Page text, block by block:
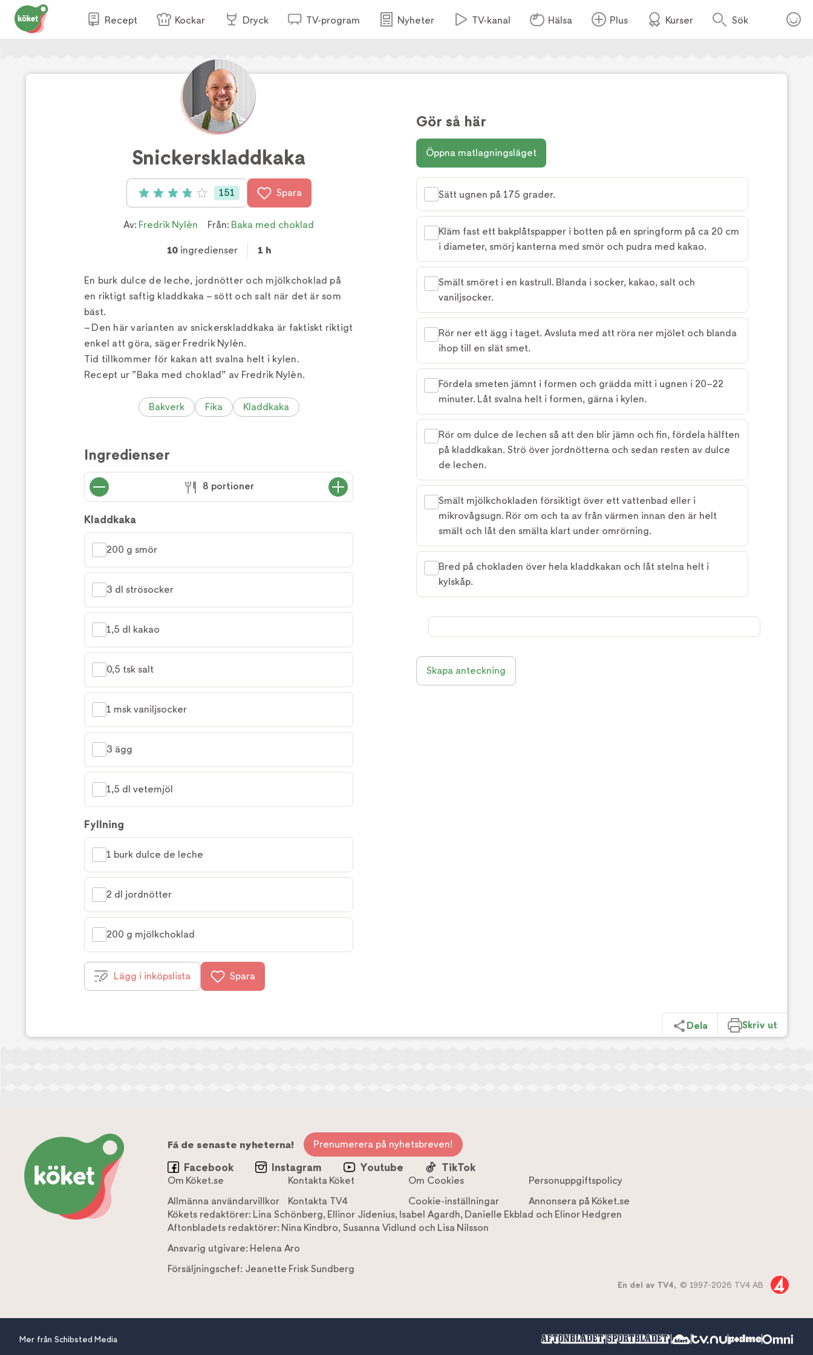
Recept Kockar Dryck TV-program Nyheter TV-kanal Hälsa Plus Kurser Sök
Foto:Fredrik Nylén
Snickerskladdkaka
Betyg: 3.9 av 5 (151 röster)
151 Spara
Av: Fredrik Nylén Från: Baka med choklad
10ingredienser 1 h
En burk dulce de leche, jordnötter och mjölkchoklad på
en riktigt saftig kladdkaka – sött och salt när det är som
bäst.
– Den här varianten av snickerskladdkaka är faktiskt riktigt
enkel att göra, säger Fredrik Nylén.
Tid tillkommer för kakan att svalna helt i kylen.
Recept ur ”Baka med choklad” av Fredrik Nylén.
Bakverk Fika Kladdkaka
Ingredienser
8 portioner
Kladdkaka
200 g smör
3 dl strösocker
1,5 dl kakao
0,5 tsk salt
1 msk vaniljsocker
3 ägg
1,5 dl vetemjöl
Fyllning
1 burk dulce de leche
2 dl jordnötter
200 g mjölkchoklad
Lägg i inköpslista Spara
Gör så här
Öppna matlagningsläget
Sätt ugnen på 175 grader.
Kläm fast ett bakplåtspapper i botten på en springform på ca 20 cm
i diameter, smörj kanterna med smör och pudra med kakao.
Smält smöret i en kastrull. Blanda i socker, kakao, salt och
vaniljsocker.
Rör ner ett ägg i taget. Avsluta med att röra ner mjölet och blanda
ihop till en slät smet.
Fördela smeten jämnt i formen och grädda mitt i ugnen i 20–22
minuter. Låt svalna helt i formen, gärna i kylen.
Rör om dulce de lechen så att den blir jämn och fin, fördela hälften
på kladdkakan. Strö över jordnötterna och sedan resten av dulce
de lechen.
Smält mjölkchokladen försiktigt över ett vattenbad eller i
mikrovågsugn. Rör om och ta av från värmen innan den är helt
smält och låt den smälta klart under omrörning.
Bred på chokladen över hela kladdkakan och låt stelna helt i
kylskåp.
Skapa anteckning
Dela Skriv ut
Få de senaste nyheterna! Prenumerera på nyhetsbreven!
Facebook Instagram Youtube TikTok
Om Köket.se Kontakta Köket Om Cookies
Personuppgiftspolicy
Allmänna användarvillkor
Kontakta TV4 Cookie-inställningar
Annonsera på Köket.se
Kökets redaktörer: Lina Schönberg, Ellinor Jidenius, Isabel Agardh, Danielle Ekblad och Elinor Hedgren
Aftonbladets redaktörer: Nina Kindbro, Susanna Vidlund och Lisa Nilsson
Ansvarig utgivare: Helena Aro
Försäljningschef: Jeanette Frisk Sundberg
En del av TV4, © 1997-2026 TV4 AB
Mer från Schibsted Media